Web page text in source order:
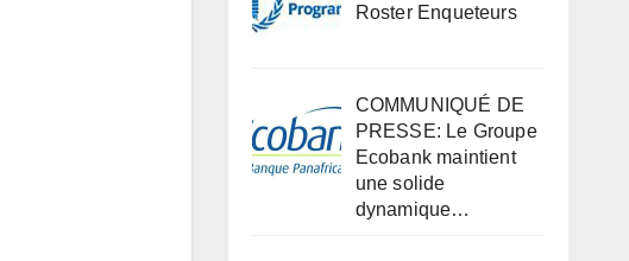
Roster Enqueteurs
COMMUNIQUÉ DE
PRESSE: Le Groupe
Ecobank maintient
une solide
dynamique…